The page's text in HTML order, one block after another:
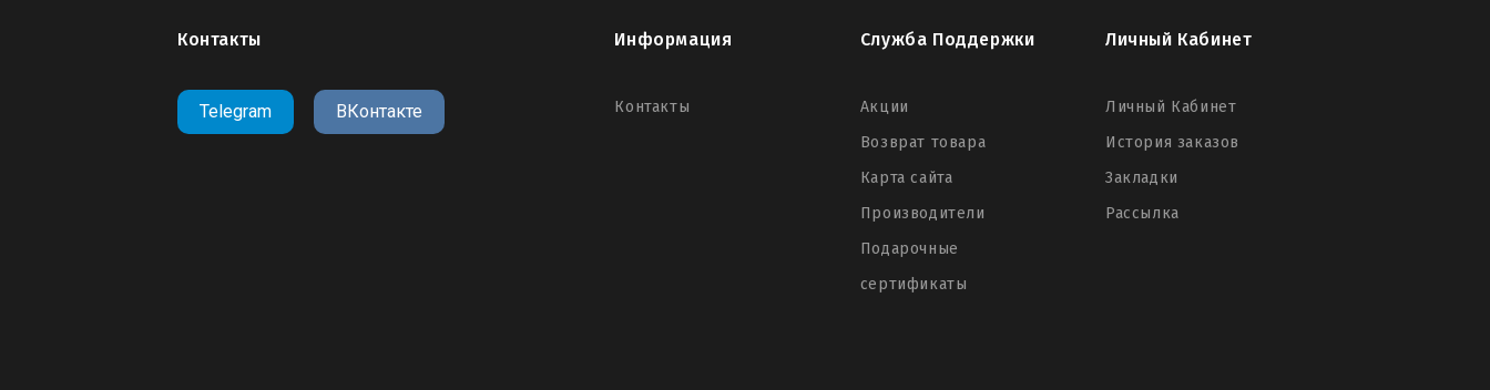
Контакты
Telegram ВКонтакте
Информация
Контакты
Служба Поддержки
Акции
Возврат товара
Карта сайта
Производители
Подарочные
сертификаты
Личный Кабинет
Личный Кабинет
История заказов
Закладки
Рассылка